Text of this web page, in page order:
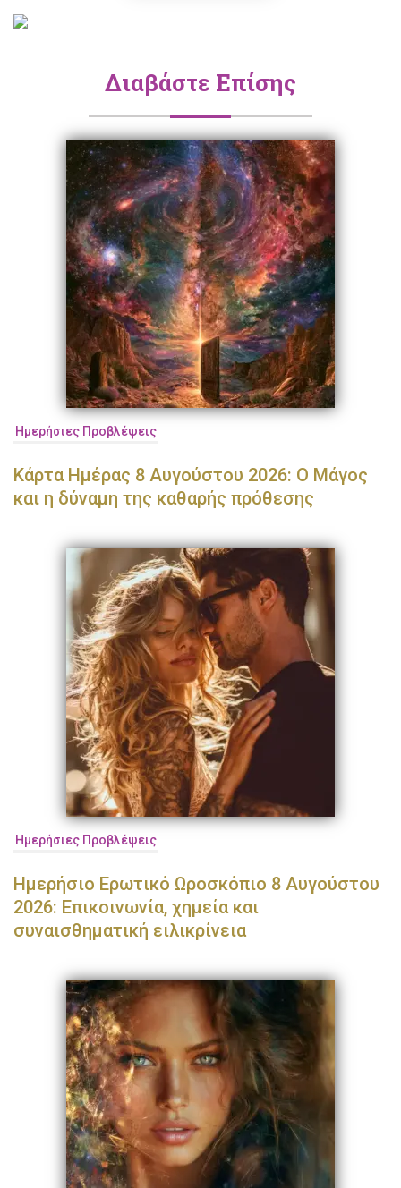
Διαβάστε Επίσης
Ημερήσιες Προβλέψεις
Κάρτα Ημέρας 8 Αυγούστου 2026: Ο Μάγος
και η δύναμη της καθαρής πρόθεσης
Ημερήσιες Προβλέψεις
Ημερήσιο Ερωτικό Ωροσκόπιο 8 Αυγούστου
2026: Επικοινωνία, χημεία και
συναισθηματική ειλικρίνεια